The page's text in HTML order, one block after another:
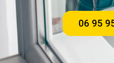
06 95